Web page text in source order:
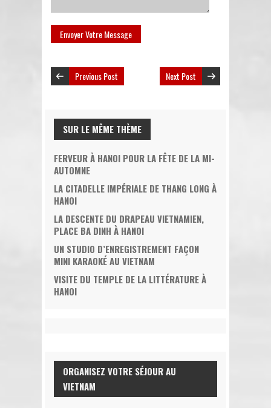
Previous Post Next Post
SUR LE MÊME THÈME
FERVEUR À HANOI POUR LA FÊTE DE LA MI-
AUTOMNE
LA CITADELLE IMPÉRIALE DE THANG LONG À
HANOI
LA DESCENTE DU DRAPEAU VIETNAMIEN,
PLACE BA DINH À HANOI
UN STUDIO D’ENREGISTREMENT FAÇON
MINI KARAOKÉ AU VIETNAM
VISITE DU TEMPLE DE LA LITTÉRATURE À
HANOI
ORGANISEZ VOTRE SÉJOUR AU
VIETNAM